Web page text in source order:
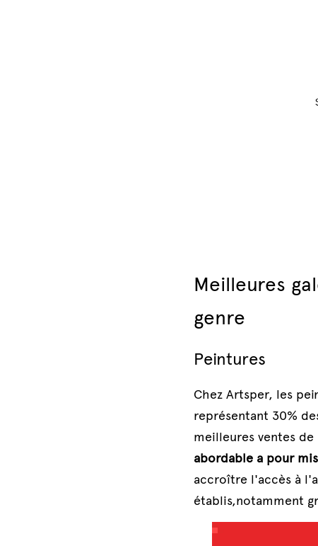
Meilleures
genre
Peintures
Chez Artsper, les
représentant 30%
meilleures ventes
abordable a pour
accroître l'accès à
établis,notamment